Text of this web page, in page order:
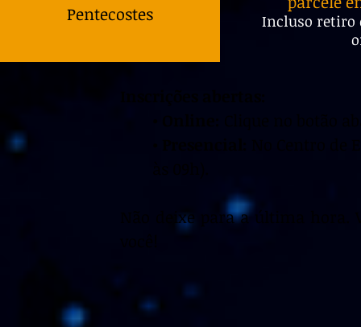
Pentecostes
Incluso retiro
Não deixe para a última